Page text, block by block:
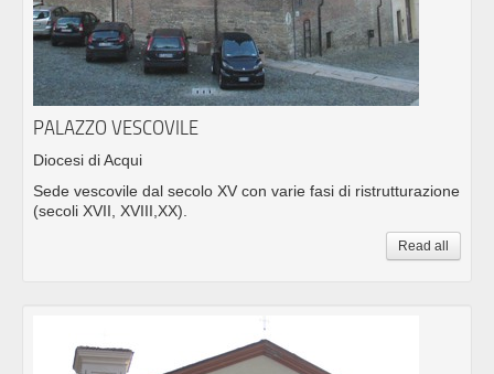
PALAZZO VESCOVILE
Diocesi di Acqui
Sede vescovile dal secolo XV con varie fasi di ristrutturazione
(secoli XVII, XVIII,XX).
Read all